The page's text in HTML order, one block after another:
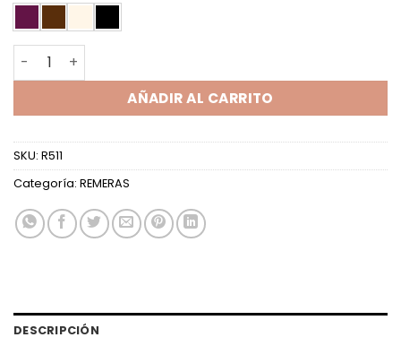
TOP ML CRUZADO LOUBOTIN cantidad
AÑADIR AL CARRITO
SKU: R511
Categoría: REMERAS
DESCRIPCIÓN